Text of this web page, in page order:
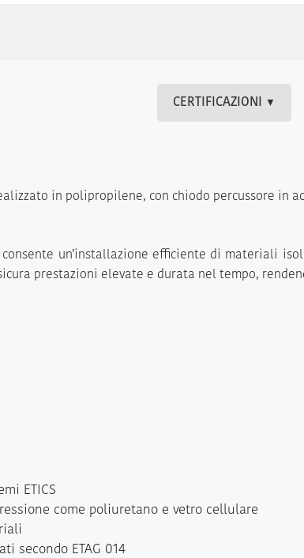
CERTIFICAZIONI ▼
in polipropilene, con chiodo percussore in
consente un’installazione efficiente di materiali
prestazioni elevate e durata nel tempo,
ETICS
come poliuretano e vetro cellulare
secondo ETAG 014